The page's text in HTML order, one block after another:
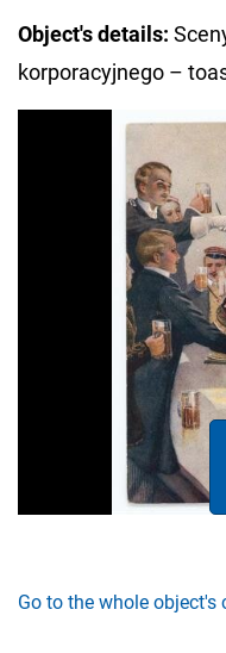
Object's details:
korporacyjnego –
Go to the whole object's